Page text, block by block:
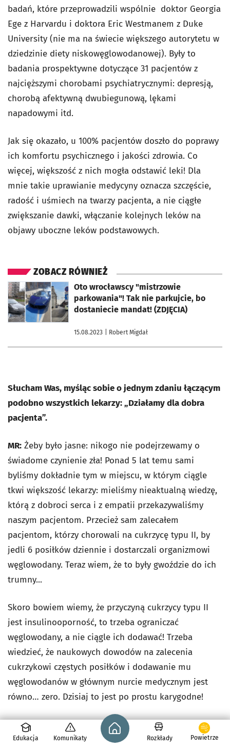
badań, które przeprowadzili wspólnie doktor Georgia
Ege z Harvardu i doktora Eric Westmanem z Duke
University (nie ma na świecie większego autorytetu w
dziedzinie diety niskowęglowodanowej). Były to
badania prospektywne dotyczące 31 pacjentów z
najcięższymi chorobami psychiatrycznymi: depresją,
chorobą afektywną dwubiegunową, lękami
napadowymi itd.
Jak się okazało, u 100% pacjentów doszło do poprawy
ich komfortu psychicznego i jakości zdrowia. Co
więcej, większość z nich mogła odstawić leki! Dla
mnie takie uprawianie medycyny oznacza szczęście,
radość i uśmiech na twarzy pacjenta, a nie ciągłe
zwiększanie dawki, włączanie kolejnych leków na
objawy uboczne leków podstawowych.
ZOBACZ RÓWNIEŻ
Oto wrocławscy "mistrzowie
parkowania"! Tak nie parkujcie, bo
dostaniecie mandat! (ZDJĘCIA)
15.08.2023 | Robert Migdał
otworzy się w nowej karcie
Słucham Was, myśląc sobie o jednym zdaniu łączącym
podobno wszystkich lekarzy: „Działamy dla dobra
pacjenta”.
MR: Żeby było jasne: nikogo nie podejrzewamy o
świadome czynienie zła! Ponad 5 lat temu sami
byliśmy dokładnie tym w miejscu, w którym ciągle
tkwi większość lekarzy: mieliśmy nieaktualną wiedzę,
którą z dobroci serca i z empatii przekazywaliśmy
naszym pacjentom. Przecież sam zalecałem
pacjentom, którzy chorowali na cukrzycę typu II, by
jedli 6 posiłków dziennie i dostarczali organizmowi
węglowodany. Teraz wiem, że to były gwoździe do ich
trumny...
Skoro bowiem wiemy, że przyczyną cukrzycy typu II
jest insulinooporność, to trzeba ograniczać
węglowodany, a nie ciągle ich dodawać! Trzeba
wiedzieć, że naukowych dowodów na zalecenia
cukrzykowi częstych posiłków i dodawanie mu
węglowodanów w głównym nurcie medycznym jest
równo… zero. Dzisiaj to jest po prostu karygodne!
Wspominaliście o wielkiej, wrocławskiej konferencji
poświęconej temu, co propagujecie. Jej pierwszy dzień
Edukacja Komunikaty
Strona główna - wroclaw.pl
Rozkłady Powietrze